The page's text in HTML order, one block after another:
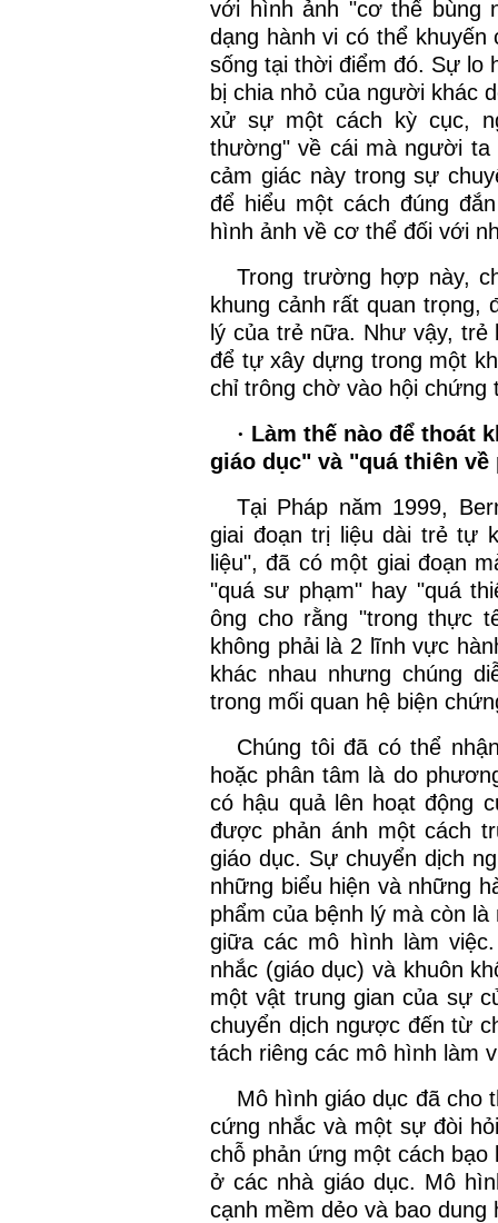
với hình ảnh "cơ thể bùng
dạng hành vi có thể
sống tại thời điểm đó. Sự lo
bị chia nhỏ của người khác
xử sự một cách kỳ cục,
thường" về cái mà người
cảm giác này trong sự
để hiểu một cách đúng
hình ảnh về cơ thể đối với
Trong trường hợp này,
khung cảnh rất quan trọng,
lý của trẻ nữa. Như vậy,
để tự xây dựng trong một
chỉ trông chờ vào hội chứng
· Làm thế nào để thoát
giáo dục" và "quá thiên về
Tại Pháp năm 1999,
giai đoạn trị liệu dài trẻ tự
liệu", đã có một giai đoạn
"quá sư phạm" hay "quá
ông cho rằng "trong thực
không phải là 2 lĩnh vực
khác nhau nhưng chúng
trong mối quan hệ biện
Chúng tôi đã có thể
hoặc phân tâm là do
có hậu quả lên hoạt động
được phản ánh một cách
giáo dục. Sự chuyển dịch
những biểu hiện và những
phẩm của bệnh lý mà còn
giữa các mô hình làm
nhắc (giáo dục) và khuôn
một vật trung gian của sự
chuyển dịch ngược đến từ
tách riêng các mô hình làm
Mô hình giáo dục đã cho
cứng nhắc và một sự đòi
chỗ phản ứng một cách
ở các nhà giáo dục. Mô
cạnh mềm dẻo và bao